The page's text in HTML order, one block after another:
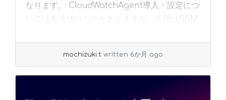
なります。 CloudWatchAgent導入・設定につ
いては方法はいくつかありますが、今回はSSM
mochizuki.t written 6か月 ago